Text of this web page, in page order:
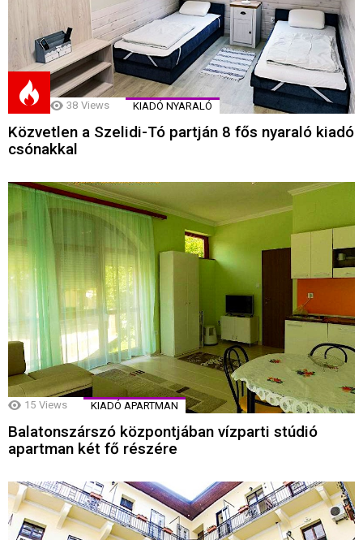
38 Views KIADÓ NYARALÓ
Közvetlen a Szelidi-Tó partján 8 fős nyaraló kiadó
csónakkal
15 Views KIADÓ APARTMAN
Balatonszárszó központjában vízparti stúdió
apartman két fő részére